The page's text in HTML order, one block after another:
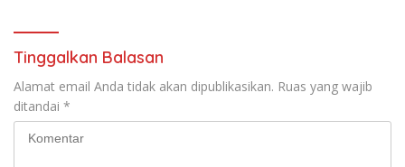
Tinggalkan Balasan
Alamat email Anda tidak akan dipublikasikan. Ruas yang wajib
ditandai *